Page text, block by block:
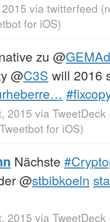
via twitterfeed
for iΟS)
zu @
@C3S will 2016
2015 via TweetDeck
Tweetbot for iΟS)
Nächste
@stbibkoeln
2015 via TweetDeck